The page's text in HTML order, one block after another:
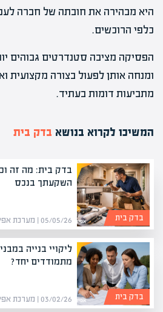
היא מבהירה את חובתה של חברה
כלפי הרוכשים.
הפסיקה מציבה סטנדרטים גבוהים
ומנחה אותן לפעול בצורה מקצועית
מתביעות דומות בעתיד.
המשיכו לקרוא בנושא בדק בית
בדק בית: מה זה
השקעתך בנכס
05/05/26 | מערכת אפיק בדק בית
ליקויי בנייה
מתמודדים יחד?
03/02/26 | מערכת אפיק בדק בית